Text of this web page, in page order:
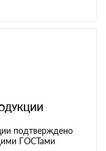
подтверждено
ГОСТами